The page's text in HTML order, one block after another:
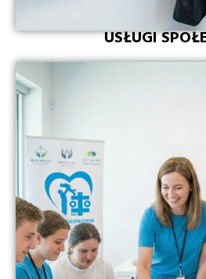
USŁUGI